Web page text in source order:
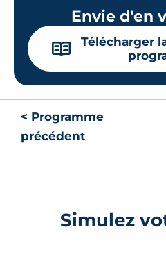
Envie d'en
📖
Télécharger
< Programme
précédent
Simulez